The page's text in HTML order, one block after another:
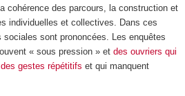
cohérence des parcours, la construction et
individuelles et collectives. Dans ces
sont prononcées. Les enquêtes
« sous pression » et des ouvriers qui
gestes répétitifs et qui manquent